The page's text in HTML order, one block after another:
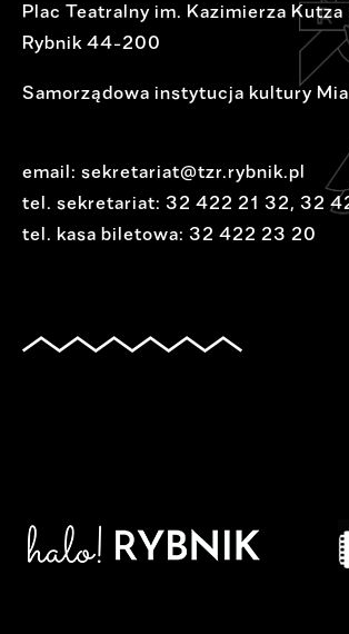
Plac Teatralny im. Kazimierza Kutza
Rybnik 44-200
Samorządowa instytucja kultury
email: sekretariat@tzr.rybnik.pl
tel. sekretariat: 32 422 21 32
32
tel. kasa biletowa: 32 422 23 20